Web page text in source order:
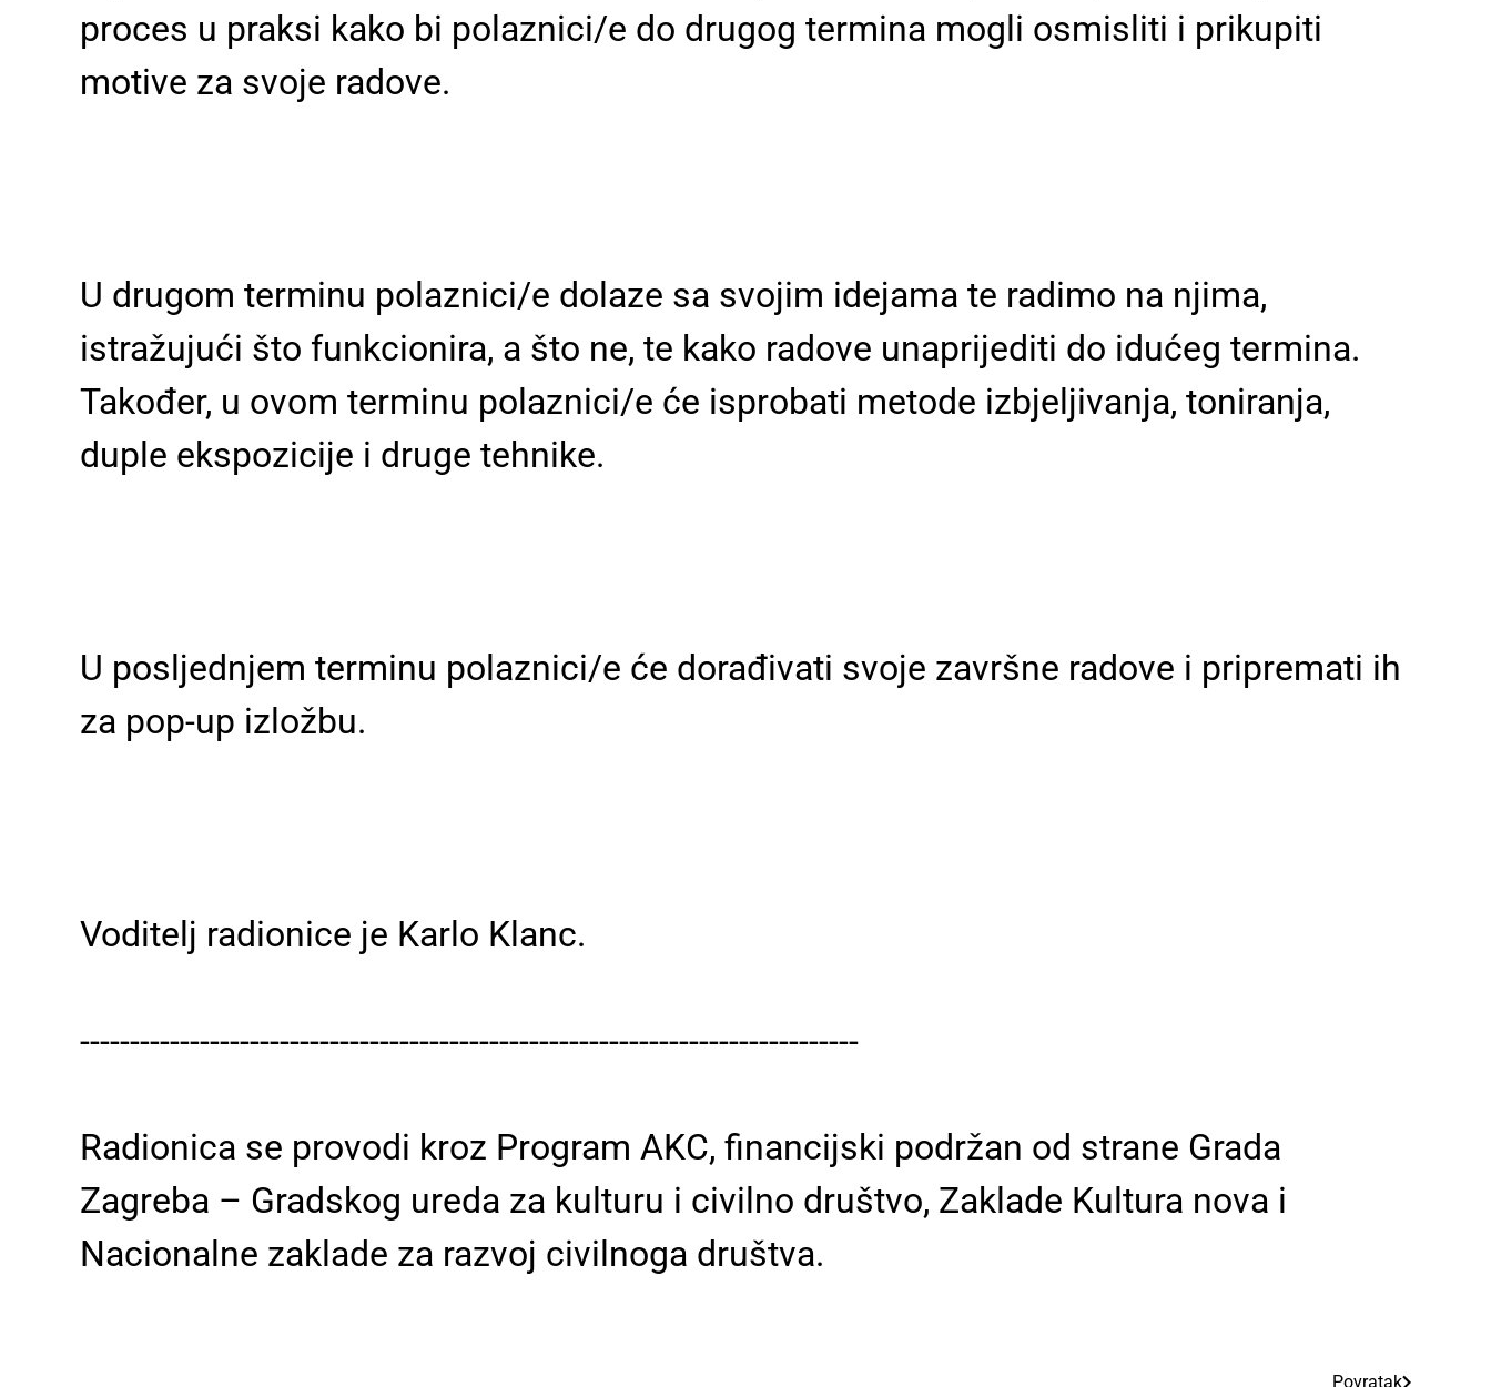
proces u praksi kako bi polaznici/e do drugog termina mogli osmisliti i prikupiti
motive za svoje radove.
U drugom terminu polaznici/e dolaze sa svojim idejama te radimo na njima,
istražujući što funkcionira, a što ne, te kako radove unaprijediti do idućeg termina.
Također, u ovom terminu polaznici/e će isprobati metode izbjeljivanja, toniranja,
duple ekspozicije i druge tehnike.
U posljednjem terminu polaznici/e će dorađivati svoje završne radove i pripremati ih
za pop-up izložbu.
Voditelj radionice je Karlo Klanc.
------------------------------------------------------------------------------
Radionica se provodi kroz Program AKC, financijski podržan od strane Grada
Zagreba – Gradskog ureda za kulturu i civilno društvo, Zaklade Kultura nova i
Nacionalne zaklade za razvoj civilnoga društva.
Povratak